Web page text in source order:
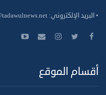
• البريد الإلكتروني:
أقسام الموقع